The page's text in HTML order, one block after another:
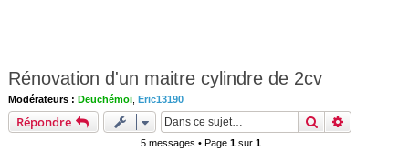
Rénovation d'un maitre cylindre de 2cv
Modérateurs : Deuchémoi Eric13190
Répondre Rechercher
5 messages • Page1 sur1